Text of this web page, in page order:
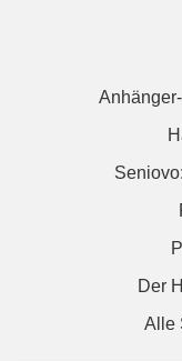
Der
Alle